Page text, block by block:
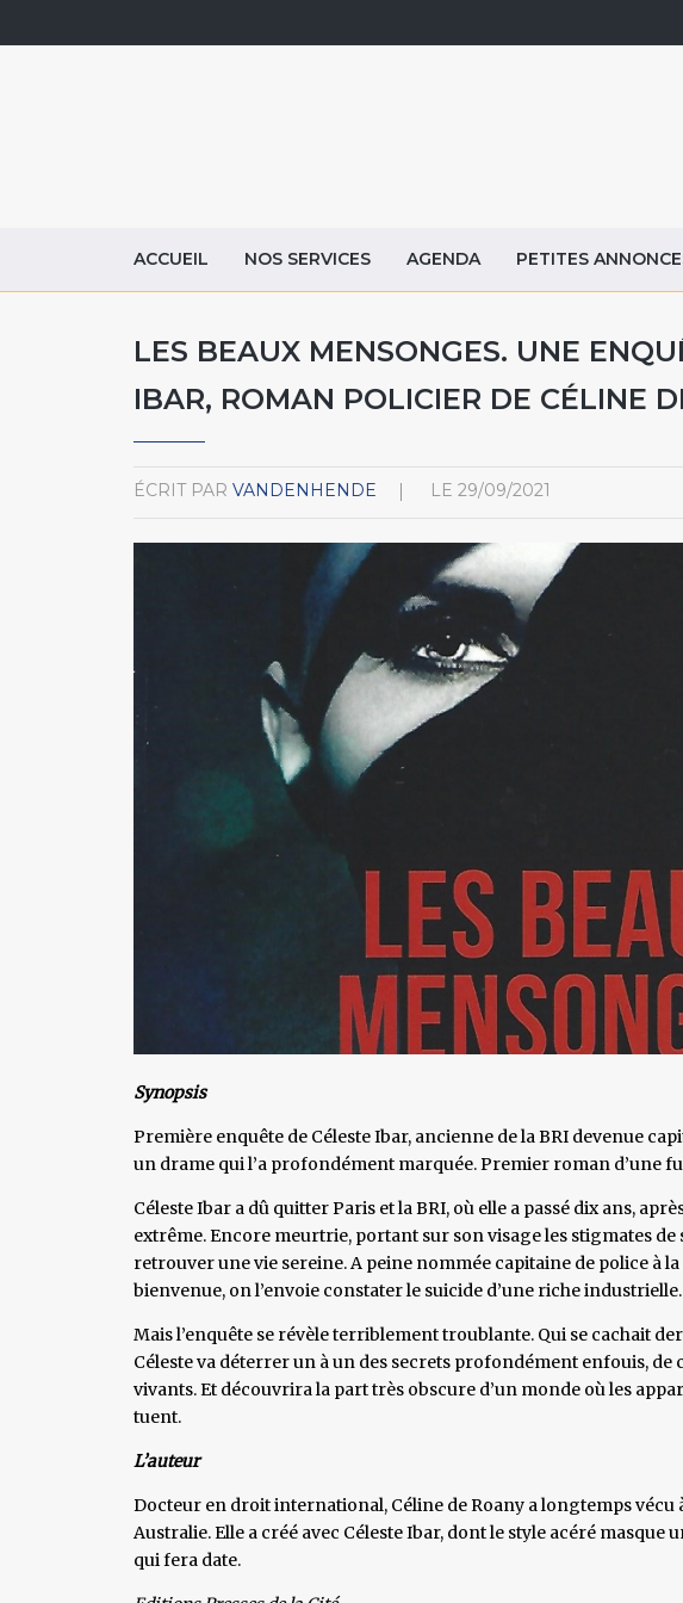
ACCUEIL NOS SERVICES AGENDA PETITES
LES BEAUX MENSONGES. UNE
IBAR, ROMAN POLICIER DE CÉLINE
ÉCRIT PAR VANDENHENDE LE 29/09/2021
Synopsis
Première enquête de Céleste Ibar, ancienne de la BRI devenue
un drame qui l’a profondément marquée. Premier roman d’une
Céleste Ibar a dû quitter Paris et la BRI, où elle a passé dix ans,
extrême. Encore meurtrie, portant sur son visage les stigmates de
retrouver une vie sereine. A peine nommée capitaine de police à la
bienvenue, on l’envoie constater le suicide d’une riche
Mais l’enquête se révèle terriblement troublante. Qui se cachait
Céleste va déterrer un à un des secrets profondément enfouis,
vivants. Et découvrira la part très obscure d’un monde où les
tuent.
L’auteur
Docteur en droit international, Céline de Roany a longtemps vécu
Australie. Elle a créé avec Céleste Ibar, dont le style acéré
qui fera date.